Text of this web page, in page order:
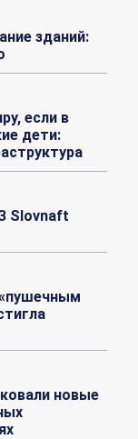
зданий:
если в
дети:
Slovnaft
новые